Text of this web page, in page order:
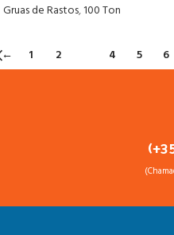
Gruas de Rastos,100 Ton
← 1 2 4 5 6